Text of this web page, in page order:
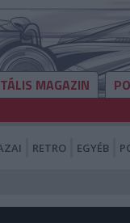
MAGAZIN
RETRO EGYÉB